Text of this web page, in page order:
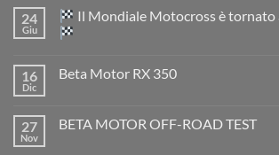
su
TM
EN
2026:
è
arrivata
24
Giu
Il Mondiale Motocross è
su
Motocross
è
16
Dic
Beta Motor RX 350
Beta
27
Nov
BETA MOTOR OFF-ROAD TEST